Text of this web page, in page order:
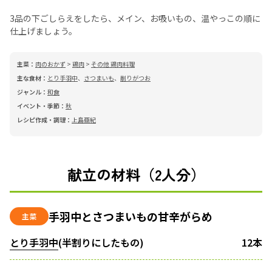
3品の下ごしらえをしたら、メイン、お吸いもの、温やっこの順に
仕上げましょう。
主菜： 肉のおかず > 鶏肉 > その他 鶏肉料理
主な食材： とり手羽中、 さつまいも、 削りがつお
ジャンル： 和食
イベント・季節： 秋
レシピ作成・調理： 上島亜紀
献立の材料（2人分）
主菜 手羽中とさつまいもの甘辛がらめ
とり手羽中(半割りにしたもの) 12本